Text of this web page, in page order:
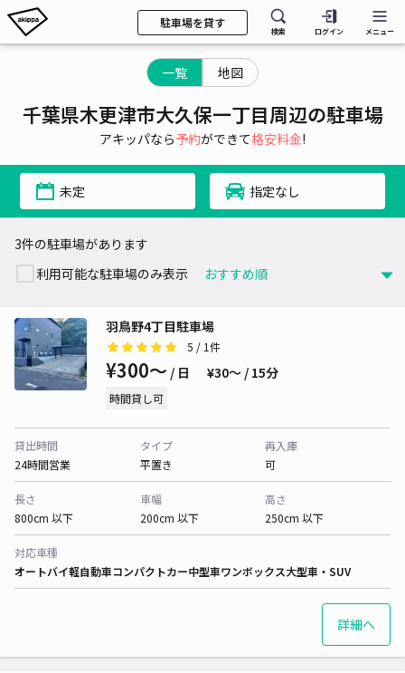
駐車場を貸す
検索 ログイン メニュー
一覧 地図
千葉県木更津市大久保一丁目周辺の駐車場
アキッパなら予約ができて格安料金!
未定 指定なし
3件の駐車場があります
利用可能な駐車場のみ表示
羽鳥野4丁目駐車場
5 / 1件
¥300〜 / 日 ¥30〜 / 15分
時間貸し可
貸出時間
24時間営業
タイプ
平置き
再入庫
可
長さ
800cm 以下
車幅
200cm 以下
高さ
250cm 以下
対応車種
オートバイ軽自動車コンパクトカー中型車ワンボックス大型車・SUV
詳細へ